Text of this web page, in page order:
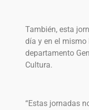
También, esta
día y en el
departamento
Cultura.
“Estas jornadas